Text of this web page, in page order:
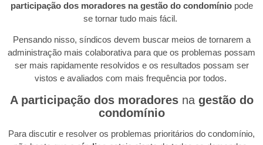
participação dos moradores na gestão do condomíniopode
se tornar tudo mais fácil.
Pensando nisso, síndicos devem buscar meios de tornarem a
administração mais colaborativa para que os problemas possam
ser mais rapidamente resolvidos e os resultados possam ser
vistos e avaliados com mais frequência por todos.
A participação dos moradoresna gestão do
condomínio
Para discutir e resolver os problemas prioritários do condomínio,